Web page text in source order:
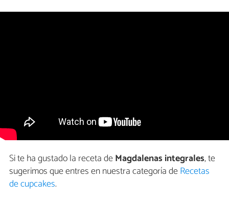
Si te ha gustado la receta deMagdalenas integrales, te
sugerimos que entres en nuestra categoría deRecetas
de cupcakes.